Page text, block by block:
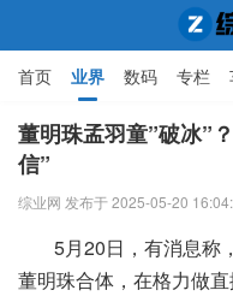
首页 业界 数码 专栏
人工智能
董明珠孟羽童”破冰”
信”
综业网 发布于 2025-05-20
5月20日，有消息称
董明珠合体，在格力做直